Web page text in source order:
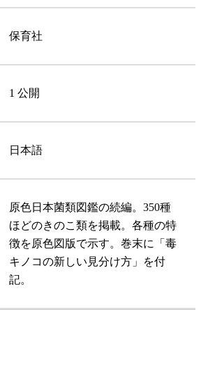
保育社
1 公開
日本語
原色日本菌類図鑑の続編。350種
ほどのきのこ類を掲載。各種の特
徴を原色図版で示す。巻末に「毒
キノコの新しい見分け方」を付
記。